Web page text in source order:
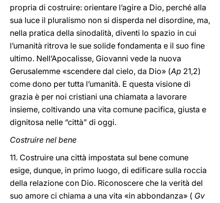
propria di costruire: orientare l’agire a Dio, perché alla
sua luce il pluralismo non si disperda nel disordine, ma,
nella pratica della sinodalità, diventi lo spazio in cui
l’umanità ritrova le sue solide fondamenta e il suo fine
ultimo. Nell’Apocalisse, Giovanni vede la nuova
Gerusalemme «scendere dal cielo, da Dio» (Ap 21,2)
come dono per tutta l’umanità. E questa visione di
grazia è per noi cristiani una chiamata a lavorare
insieme, coltivando una vita comune pacifica, giusta e
dignitosa nelle “città” di oggi.
Costruire nel bene
11. Costruire una città impostata sul bene comune
esige, dunque, in primo luogo, di edificare sulla roccia
della relazione con Dio. Riconoscere che la verità del
suo amore ci chiama a una vita «in abbondanza» ( Gv